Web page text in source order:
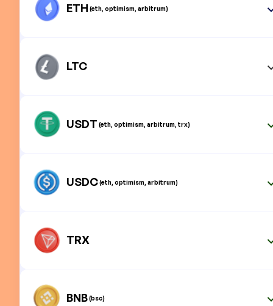
ETH (eth, optimism, arbitrum)
LTC
USDT (eth, optimism, arbitrum, trx)
USDC(eth, optimism, arbitrum)
TRX
BNB(bsc)